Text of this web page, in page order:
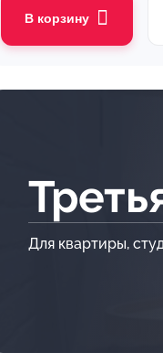
В корзину
Для квартиры,